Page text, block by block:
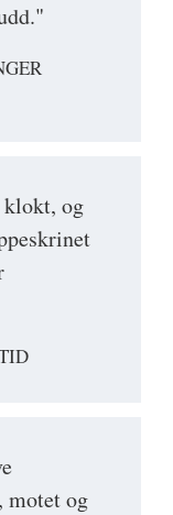
klokt, og
motet og